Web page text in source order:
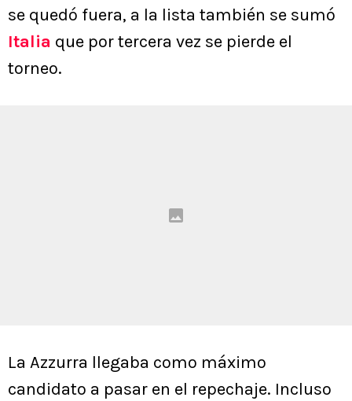
se quedó fuera, a la lista también se sumó
Italia que por tercera vez se pierde el
torneo.
La Azzurra llegaba como máximo
candidato a pasar en el repechaje. Incluso